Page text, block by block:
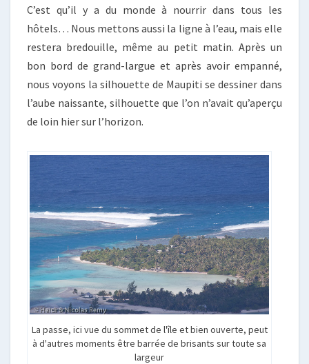
C’est qu’il y a du monde à nourrir dans tous les
hôtels… Nous mettons aussi la ligne à l’eau, mais elle
restera bredouille, même au petit matin. Après un
bon bord de grand-largue et après avoir empanné,
nous voyons la silhouette de Maupiti se dessiner dans
l’aube naissante, silhouette que l’on n’avait qu’aperçu
de loin hier sur l’horizon.
La passe, ici vue du sommet de l'île et bien ouverte, peut
à d'autres moments être barrée de brisants sur toute sa
largeur